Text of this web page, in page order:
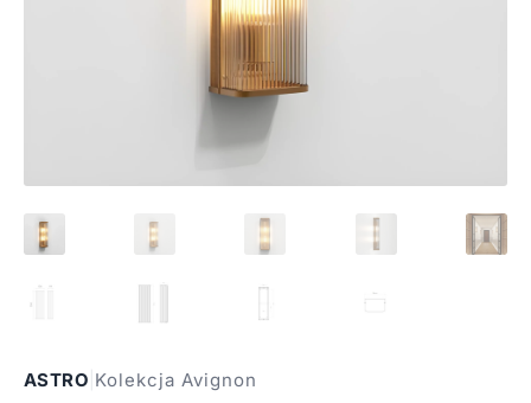
ASTRO Kolekcja Avignon